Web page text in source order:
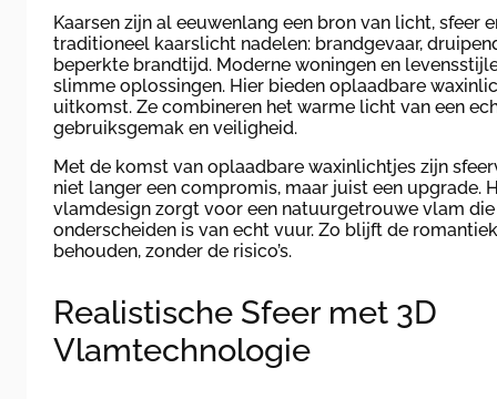
Kaarsen zijn al eeuwenlang een bron van licht, sfeer
traditioneel kaarslicht nadelen: brandgevaar,
beperkte brandtijd. Moderne woningen en
slimme oplossingen. Hier bieden oplaadbare
uitkomst. Ze combineren het warme licht van een
gebruiksgemak en veiligheid.
Met de komst van oplaadbare waxinlichtjes zijn
niet langer een compromis, maar juist een upgrade.
vlamdesign zorgt voor een natuurgetrouwe vlam
onderscheiden is van echt vuur. Zo blijft de
behouden, zonder de risico’s.
Realistische Sfeer met 3D
Vlamtechnologie